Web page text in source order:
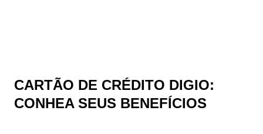
CARTÃO DE CRÉDITO DIGIO:
CONHEA SEUS BENEFÍCIOS